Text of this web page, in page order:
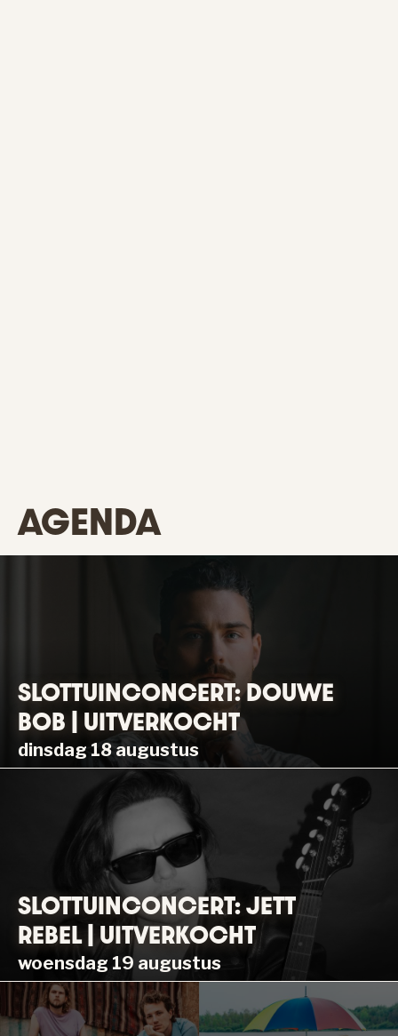
AGENDA
SLOTTUINCONCERT: DOUWE
BOB | UITVERKOCHT
dinsdag 18 augustus
SLOTTUINCONCERT: JETT
REBEL | UITVERKOCHT
woensdag 19 augustus